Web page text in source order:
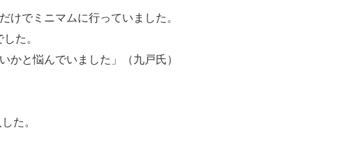
けでミニマムに行っていました。
た。
かと悩んでいました」（九戸氏）
た。